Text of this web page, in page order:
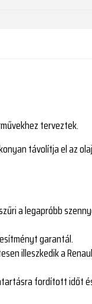
terveztek.
távolítja el az
a legapróbb
garantál.
illeszkedik a
fordított időt